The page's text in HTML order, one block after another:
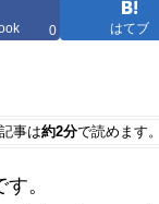
0 はてブ
事は約2分で読めます。
。